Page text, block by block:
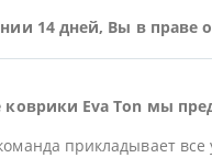
14 дней, Вы в праве
коврики Eva Ton мы
прикладывает все